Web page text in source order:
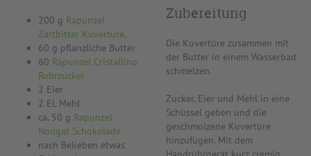
200 g Rapunzel
Zartbitter Kuvertüre,
60 g pflanzliche Butter
60 Rapunzel Cristallino
Rohrzucker
2 Eier
2 EL Mehl
ca. 50 g Rapunzel
Nougat Schokolade
nach Belieben etwas
Zubereitung
Die Kuvertüre zusammen mit
der Butter in einem Wasserbad
schmelzen.
Zucker, Eier und Mehl in eine
Schüssel geben und die
geschmolzene Kuvertüre
hinzufügen. Mit dem